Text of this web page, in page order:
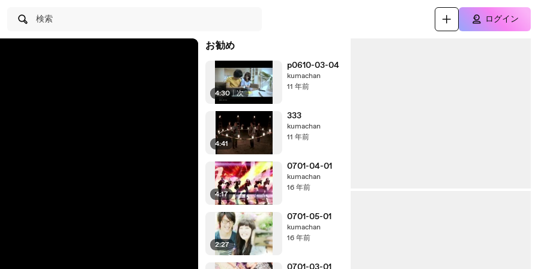
検索 ログイン
お勧め
4:30 | 次
p0610-03-04
kumachan
11 年前
4:41
333
kumachan
11 年前
4:17
0701-04-01
kumachan
16 年前
2:27
0701-05-01
kumachan
16 年前